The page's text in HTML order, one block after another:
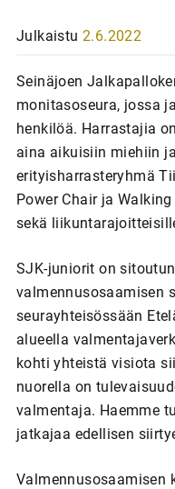
Julkaistu 2.6.2022
Seinäjoen
monitasoseura, jossa
henkilöä. Harrastajia
aina aikuisiin miehiin
erityisharrasteryhmä
Power Chair ja
sekä
SJK-juniorit on
valmennusosaamisen
seurayhteisössään
alueella
kohti yhteistä visiota
nuorella on
valmentaja. Haemme
jatkajaa edellisen
Valmennusosaamisen